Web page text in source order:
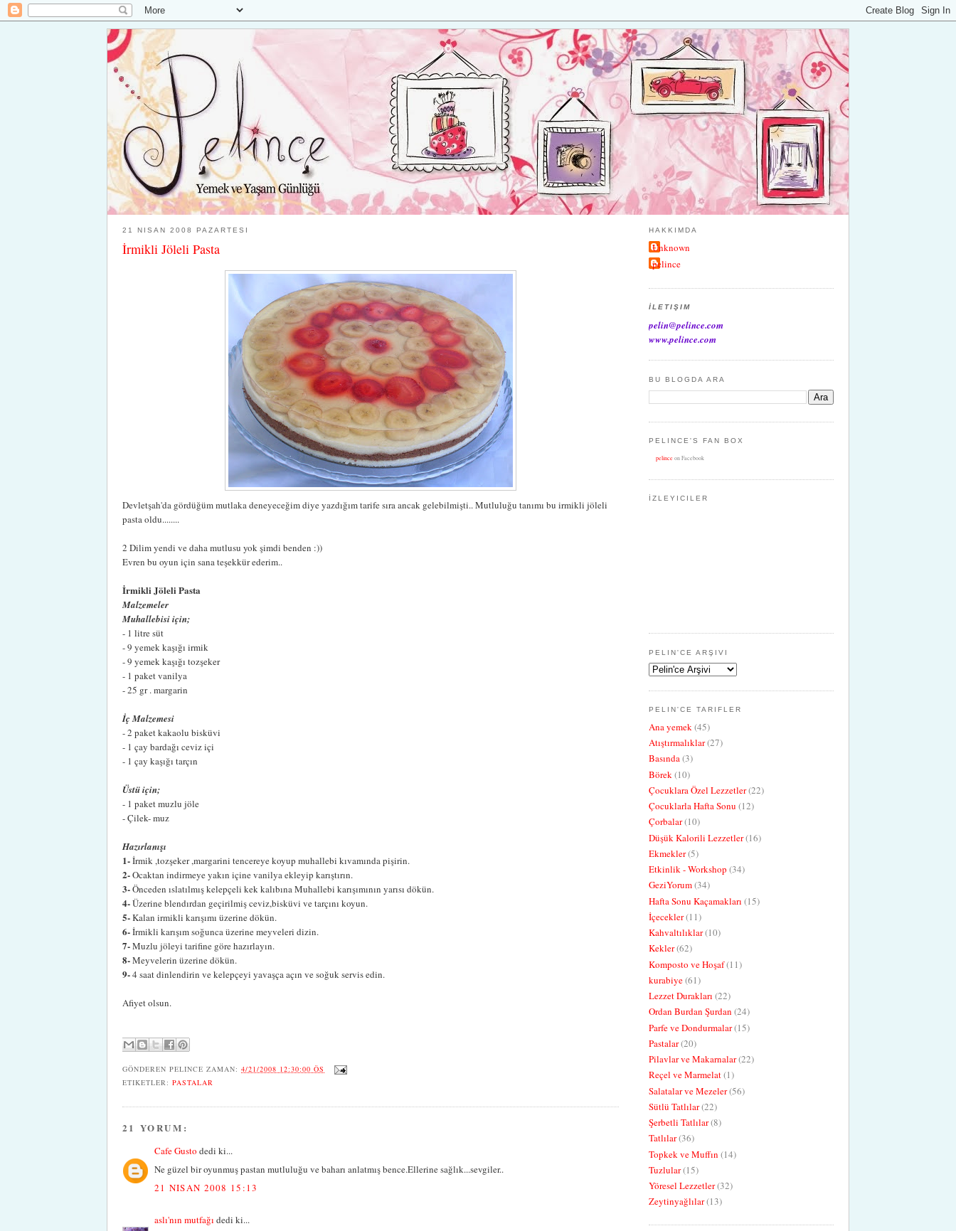
21 NISAN 2008 PAZARTESI
İrmikli Jöleli Pasta
Devletşah'da gördüğüm mutlaka deneyeceğim diye yazdığım tarife sıra ancak gelebilmişti.. Mutluluğu tanımı bu irmikli jöleli
pasta oldu........
2 Dilim yendi ve daha mutlusu yok şimdi benden :))
Evren bu oyun için sana teşekkür ederim..
İrmikli Jöleli Pasta
Malzemeler
Muhallebisi için;
- 1 litre süt
- 9 yemek kaşığı irmik
- 9 yemek kaşığı tozşeker
- 1 paket vanilya
- 25 gr . margarin
İç Malzemesi
- 2 paket kakaolu bisküvi
- 1 çay bardağı ceviz içi
- 1 çay kaşığı tarçın
Üstü için;
- 1 paket muzlu jöle
- Çilek- muz
Hazırlanışı
1-İrmik ,tozşeker ,margarini tencereye koyup muhallebi kıvamında pişirin.
2-Ocaktan indirmeye yakın içine vanilya ekleyip karıştırın.
3-Önceden ıslatılmış kelepçeli kek kalıbına Muhallebi karışımının yarısı dökün.
4-Üzerine blendırdan geçirilmiş ceviz,bisküvi ve tarçını koyun.
5-Kalan irmikli karışımı üzerine dökün.
6-İrmikli karışım soğunca üzerine meyveleri dizin.
7-Muzlu jöleyi tarifine göre hazırlayın.
8-Meyvelerin üzerine dökün.
9-4 saat dinlendirin ve kelepçeyi yavaşça açın ve soğuk servis edin.
Afiyet olsun.
GÖNDEREN PELINCE ZAMAN:4/21/2008 12:30:00 ÖS
ETIKETLER: PASTALAR
21 YORUM:
Cafe Gusto dedi ki...
Ne güzel bir oyunmuş pastan mutluluğu ve baharı anlatmış bence.Ellerine sağlık...sevgiler..
21 NISAN 2008 15:13
aslı'nın mutfağı dedi ki...
HAKKIMDA
Unknown
pelince
İLETIŞIM
pelin@pelince.com
www.pelince.com
BU BLOGDA ARA
PELINCE'S FAN BOX
pelince on Facebook
İZLEYICILER
PELIN'CE ARŞIVI
PELIN'CE TARIFLER
Ana yemek(45)
Atıştırmalıklar(27)
Basında(3)
Börek(10)
Çocuklara Özel Lezzetler(22)
Çocuklarla Hafta Sonu (12)
Çorbalar(10)
Düşük Kalorili Lezzetler(16)
Ekmekler(5)
Etkinlik - Workshop (34)
GeziYorum(34)
Hafta Sonu Kaçamakları (15)
İçecekler(11)
Kahvaltılıklar(10)
Kekler(62)
Komposto ve Hoşaf(11)
kurabiye(61)
Lezzet Durakları (22)
Ordan Burdan Şurdan (24)
Parfe ve Dondurmalar(15)
Pastalar(20)
Pilavlar ve Makarnalar(22)
Reçel ve Marmelat(1)
Salatalar ve Mezeler(56)
Sütlü Tatlılar(22)
Şerbetli Tatlılar(8)
Tatlılar(36)
Topkek ve Muffın (14)
Tuzlular(15)
Yöresel Lezzetler(32)
Zeytinyağlılar(13)